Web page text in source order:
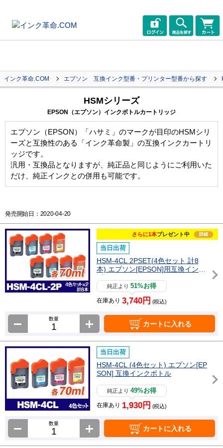
インク革命.COM エプソン 互換インク型番・プリンター型番から探す
HSMシリーズ
EPSON（エプソン）インクボトルカートリッジ
エプソン（EPSON）「ハサミ」のマークが目印のHSMシリ
ーズと互換性のある「インク革命製」の互換インクカートリ
ッジです。
汎用・互換品となりますが、純正品と同じようにご利用いた
だけ、純正インクとの併用も可能です。
発売開始日：2020-04-20
さらに1本プレゼント中 詳細
当日出荷
HSM-4CL 2PSET(4色セット 計8
本) エプソン[EPSON]用互換インク
ボトル
純正より51%お得
在庫あり 3,740円 (税込)
数量
カートに入れる
当日出荷
HSM-4CL (4色セット) エプソン[EP
SON] 互換インクボトル
純正より49%お得
在庫あり 1,930円 (税込)
数量
カートに入れる